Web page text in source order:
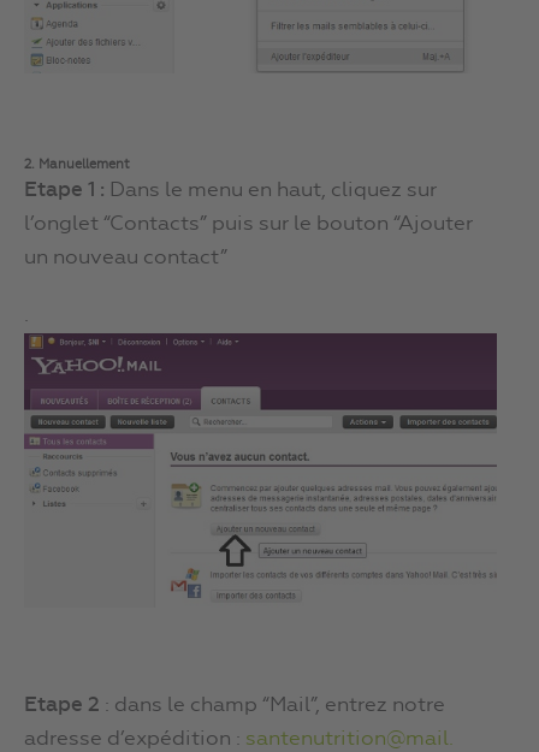
2. Manuellement
Etape 1 : Dans le menu en haut, cliquez sur
l’onglet “Contacts” puis sur le bouton “Ajouter
un nouveau contact”
.
Etape 2 : dans le champ “Mail”, entrez notre
adresse d’expédition : santenutrition@mail.